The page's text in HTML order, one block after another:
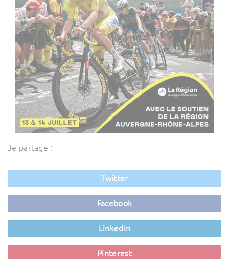
Je partage :
Twitter
Facebook
LinkedIn
Pinterest